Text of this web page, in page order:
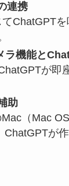
連携
ChatGPT
ラ機能と
が即
助
（Mac
が作